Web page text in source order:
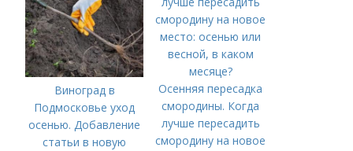
Виноград в
Подмосковье уход
осенью. Добавление
статьи в новую
Осенняя пересадка
смородины. Когда
лучше пересадить
смородину на новое